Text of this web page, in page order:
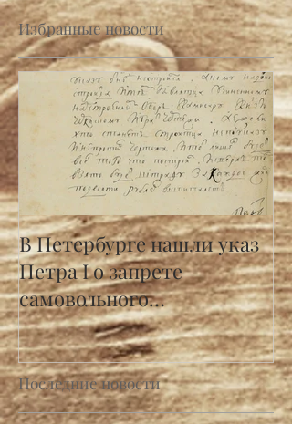
Избранные новости
В Петербурге нашли указ
Петра I о запрете
самовольного
строительства
Последние новости